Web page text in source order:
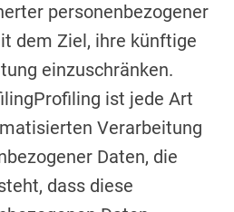
personenbezogener
dem Ziel, ihre künftige
einzuschränken.
ist jede Art
Verarbeitung
Daten, die
dass diese